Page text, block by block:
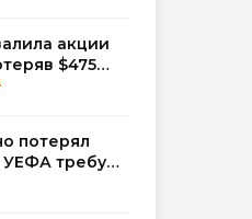
акции
$475
потерял
требует